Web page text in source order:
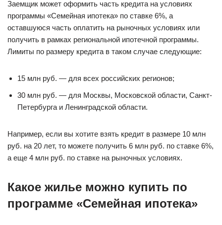
Заемщик может оформить часть кредита на условиях
программы «Семейная ипотека» по ставке 6%, а
оставшуюся часть оплатить на рыночных условиях или
получить в рамках региональной ипотечной программы.
Лимиты по размеру кредита в таком случае следующие:
15 млн руб. — для всех российских регионов;
30 млн руб. — для Москвы, Московской области, Санкт-
Петербурга и Ленинградской области.
Например, если вы хотите взять кредит в размере 10 млн
руб. на 20 лет, то можете получить 6 млн руб. по ставке 6%,
а еще 4 млн руб. по ставке на рыночных условиях.
Какое жилье можно купить по
программе «Семейная ипотека»